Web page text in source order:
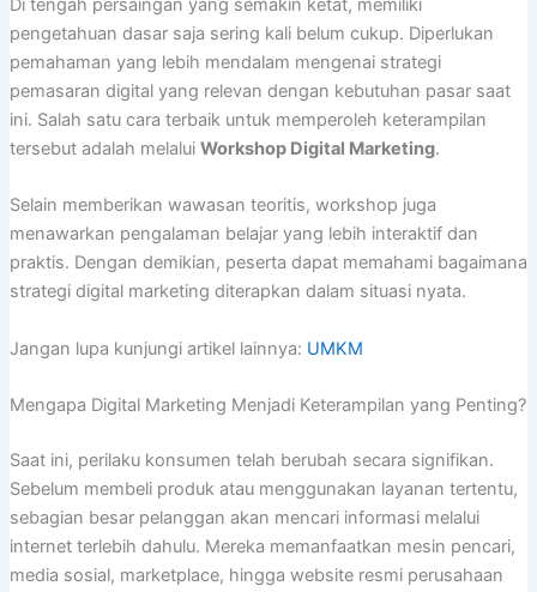
Di tengah persaingan yang semakin ketat, memiliki
pengetahuan dasar saja sering kali belum cukup. Diperlukan
pemahaman yang lebih mendalam mengenai strategi
pemasaran digital yang relevan dengan kebutuhan pasar saat
ini. Salah satu cara terbaik untuk memperoleh keterampilan
tersebut adalah melalui Workshop Digital Marketing.
Selain memberikan wawasan teoritis, workshop juga
menawarkan pengalaman belajar yang lebih interaktif dan
praktis. Dengan demikian, peserta dapat memahami bagaimana
strategi digital marketing diterapkan dalam situasi nyata.
Jangan lupa kunjungi artikel lainnya: UMKM
Mengapa Digital Marketing Menjadi Keterampilan yang Penting?
Saat ini, perilaku konsumen telah berubah secara signifikan.
Sebelum membeli produk atau menggunakan layanan tertentu,
sebagian besar pelanggan akan mencari informasi melalui
internet terlebih dahulu. Mereka memanfaatkan mesin pencari,
media sosial, marketplace, hingga website resmi perusahaan